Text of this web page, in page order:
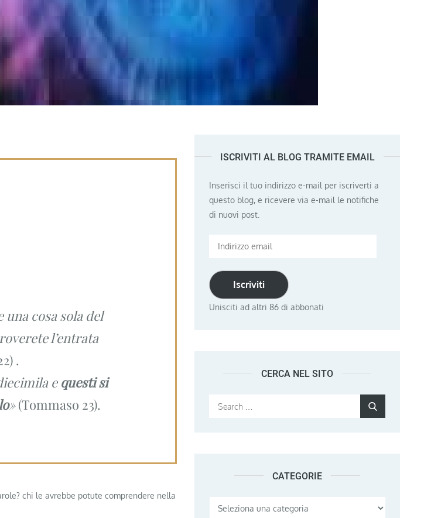
cosa sola del
l’entrata
.
e questi si
»(Tommaso 23).
chi le avrebbe potute comprendere nella
ISCRIVITI AL BLOG TRAMITE EMAIL
Inserisci il tuo indirizzo e-mail per iscriverti a
questo blog, e ricevere via e-mail le notifiche
di nuovi post.
Indirizzo
Iscriviti
Unisciti ad altri 86 di abbonati
CERCA NEL SITO
Search
CATEGORIE
Categorie